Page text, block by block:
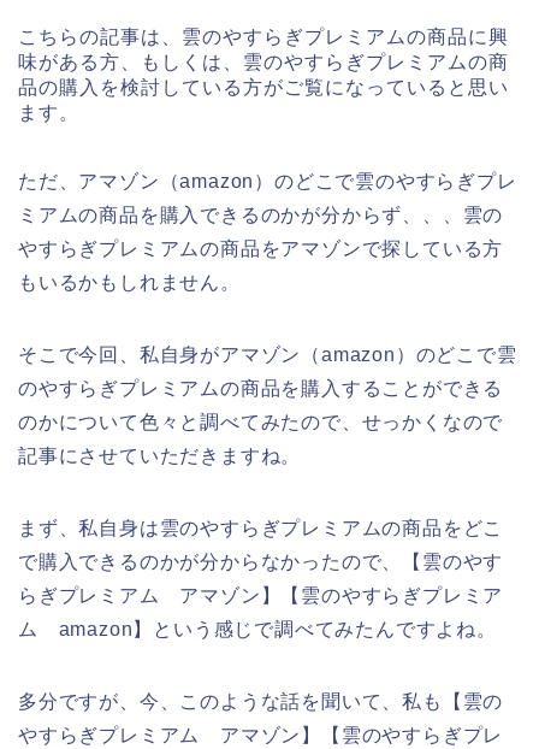
こちらの記事は、雲のやすらぎプレミアムの商品に興
味がある方、もしくは、雲のやすらぎプレミアムの商
品の購入を検討している方がご覧になっていると思い
ます。
ただ、アマゾン（amazon）のどこで雲のやすらぎプレ
ミアムの商品を購入できるのかが分からず、、、雲の
やすらぎプレミアムの商品をアマゾンで探している方
もいるかもしれません。
そこで今回、私自身がアマゾン（amazon）のどこで雲
のやすらぎプレミアムの商品を購入することができる
のかについて色々と調べてみたので、せっかくなので
記事にさせていただきますね。
まず、私自身は雲のやすらぎプレミアムの商品をどこ
で購入できるのかが分からなかったので、【雲のやす
らぎプレミアム アマゾン】【雲のやすらぎプレミア
ム amazon】という感じで調べてみたんですよね。
多分ですが、今、このような話を聞いて、私も【雲の
やすらぎプレミアム アマゾン】【雲のやすらぎプレ